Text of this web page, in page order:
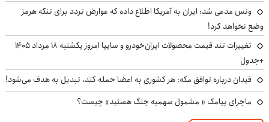
ونس مدعی شد: ایران به آمریکا اطلاع داده که عوارض تردد برای تنگه هرمز
وضع نخواهد کرد!
تغییرات تند قیمت محصولات ایران‌خودرو و سایپا امروز یکشنبه ۱۸ مرداد ۱۴۰۵
+جدول
فیدان درباره توافق مکه: هر کشوری به اعضا حمله کند، تبدیل به هدف می‌شود!
ماجرای پیامک « مشمول سهمیه جنگ هستید» چیست؟